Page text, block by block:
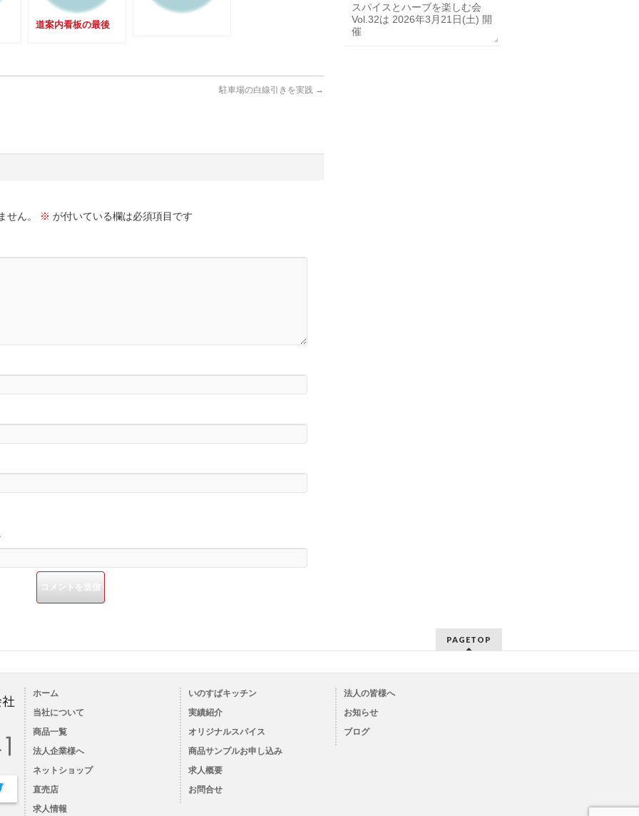
道案内看板の最後
駐車場の白線引きを実践 →
ん。 ※ が付いている欄は必須項目です
スパイスとハーブを楽しむ会
Vol.32は 2026年3月21日(土) 開
催
PAGETOP
ホーム
当社について
商品一覧
法人企業様へ
ネットショップ
直売店
求人情報
いのすぱキッチン
実績紹介
オリジナルスパイス
商品サンプルお申し込み
求人概要
お問合せ
法人の皆様へ
お知らせ
ブログ